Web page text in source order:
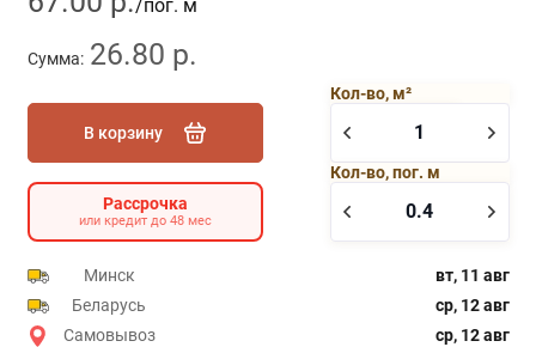
/пог. м
Сумма: 26.80 р.
В корзину
Кол-во, м²
Кол-во, пог. м
Рассрочка
или кредит до 48 мес
Минск
вт, 11 авг
Беларусь
ср, 12 авг
Самовывоз
ср, 12 авг